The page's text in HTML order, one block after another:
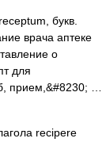
букв.
врача аптеке
о
для
прием,&#8230; …
recipere